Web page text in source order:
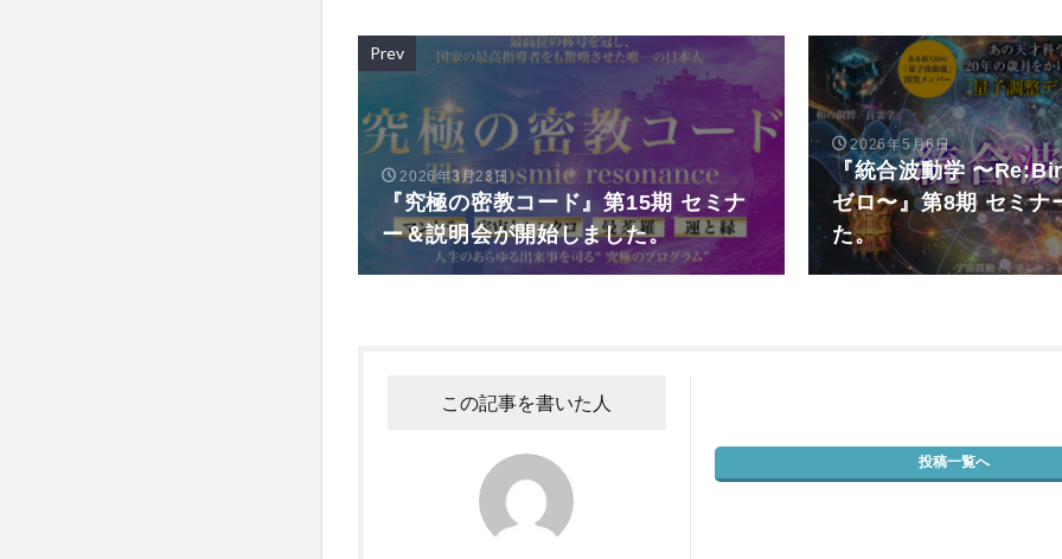
Prev
2026年3月23日
『究極の密教コード』第15期 セミナ
ー＆説明会が開始しました。
2026年5月6日
『統合波動学 〜
ゼロ〜』第8期 セミナ
た。
この記事を書いた人
投稿一覧へ